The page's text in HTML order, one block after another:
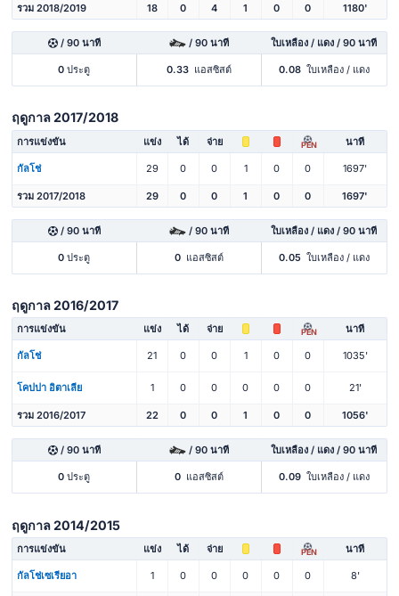
รวม 2018/2019 18 0 4 1 0 0 1180'
/ 90 นาที / 90 นาที ใบเหลือง / แดง / 90 นาที
0 ประตู 0.33 แอสซิสต์ 0.08 ใบเหลือง / แดง
ฤดูกาล 2017/2018
การแข่งขัน แข่ง ได้ จ่าย PEN นาที
กัลโช่ 29 0 0 1 0 0 1697'
รวม 2017/2018 29 0 0 1 0 0 1697'
/ 90 นาที / 90 นาที ใบเหลือง / แดง / 90 นาที
0 ประตู 0 แอสซิสต์ 0.05 ใบเหลือง / แดง
ฤดูกาล 2016/2017
การแข่งขัน แข่ง ได้ จ่าย PEN นาที
กัลโช่ 21 0 0 1 0 0 1035'
โคปปา อิตาเลีย 1 0 0 0 0 0 21'
รวม 2016/2017 22 0 0 1 0 0 1056'
/ 90 นาที / 90 นาที ใบเหลือง / แดง / 90 นาที
0 ประตู 0 แอสซิสต์ 0.09 ใบเหลือง / แดง
ฤดูกาล 2014/2015
การแข่งขัน แข่ง ได้ จ่าย PEN นาที
กัลโช่เซเรียอา 1 0 0 0 0 0 8'